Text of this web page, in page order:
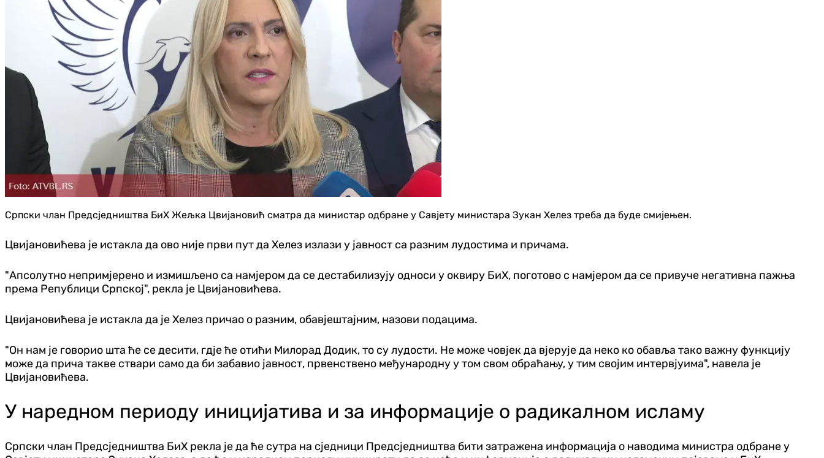
Српски члан Предсједништва БиХ Жељка Цвијановић сматра да министар одбране у Савјету министара Зукан Хелез треба да буде смијењен.
Цвијановићева је истакла да ово није први пут да Хелез излази у јавност са разним лудостима и причама.
"Апсолутно непримјерено и измишљено са намјером да се дестабилизују односи у оквиру БиХ, поготово с намјером да се привуче негативна пажња
према Републици Српској", рекла је Цвијановићева.
Цвијановићева је истакла да је Хелез причао о разним, обавјештајним, назови подацима.
"Он нам је говорио шта ће се десити, гдје ће отићи Милорад Додик, то су лудости. Не може човјек да вјерује да неко ко обавља тако важну функцију
може да прича такве ствари само да би забавио јавност, првенствено међународну у том свом обраћању, у тим својим интервјуима", навела је
Цвијановићева.
У наредном периоду иницијатива и за информације о радикалном исламу
Српски члан Предсједништва БиХ рекла је да ће сутра на сједници Предсједништва бити затражена информација о наводима министра одбране у